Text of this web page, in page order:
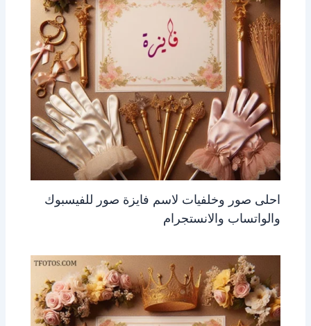
احلى صور وخلفيات لاسم فايزة صور للفيسبوك
والواتساب والانستجرام